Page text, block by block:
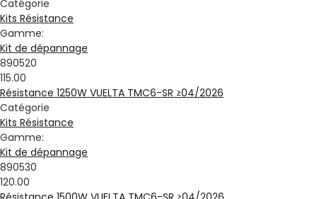
Catégorie
Kits Résistance
Gamme:
Kit de dépannage
890520
115.00
Résistance 1250W VUELTA TMC6-SR ≥04/2026
Catégorie
Kits Résistance
Gamme:
Kit de dépannage
890530
120.00